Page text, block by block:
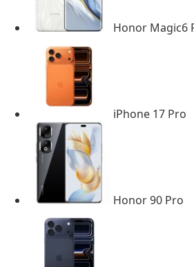
Honor Magic6
iPhone 17 Pro
Honor 90 Pro